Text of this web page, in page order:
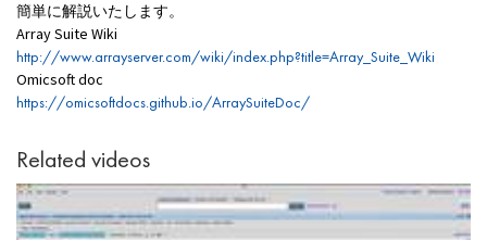
簡単に解説いたします。
Array Suite Wiki
http://www.arrayserver.com/wiki/index.php?title=Array_Suite_Wiki
Omicsoft doc
https://omicsoftdocs.github.io/ArraySuiteDoc/
Related videos